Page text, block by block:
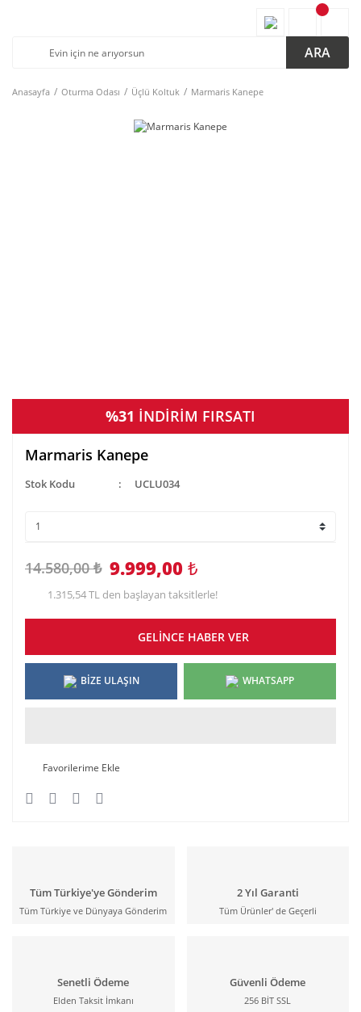
ARA
Anasayfa Oturma Odası Üçlü Koltuk Marmaris Kanepe
%31 İNDİRİM FIRSATI
Marmaris Kanepe
Stok Kodu UCLU034
14.580,00 ₺ 9.999,00 ₺
1.315,54 TL den başlayan taksitlerle!
GELİNCE HABER VER
BİZE ULAŞIN WHATSAPP
Tüm Türkiye'ye Gönderim
Tüm Türkiye ve Dünyaya Gönderim
2 Yıl Garanti
Tüm Ürünler' de Geçerli
Senetli Ödeme
Elden Taksit İmkanı
Güvenli Ödeme
256 BİT SSL